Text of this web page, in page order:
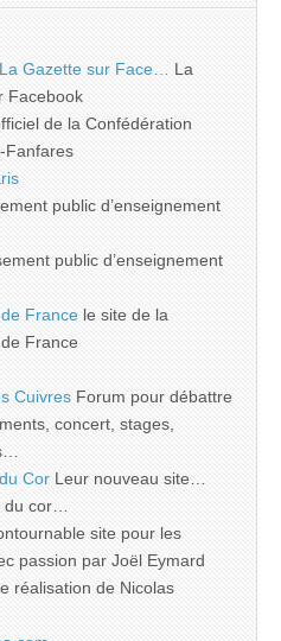
Gazette sur Face…
La
Facebook
de la Confédération
Fanfares
public d’enseignement
public d’enseignement
France le site de la
France
Cuivres Forum pour débattre
concert, stages,
Cor Leur nouveau site…
cor…
site pour les
passion par Joël Eymard
réalisation de Nicolas